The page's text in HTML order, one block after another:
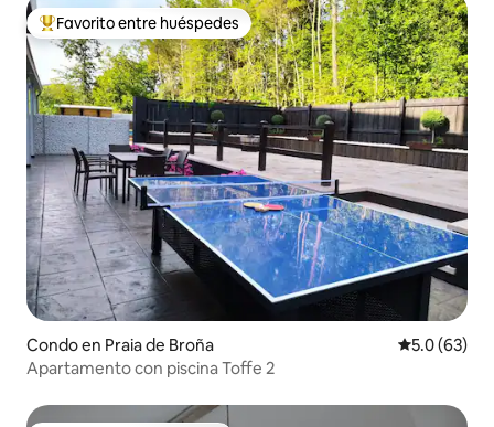
Favorito entre huéspedes preferido
Favorito entre huéspedes
Condo en Praia de Broña Calificación
5.0 (63)
Apartamento con piscina Toffe 2